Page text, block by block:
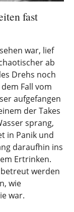
fast
war, lief
ab
Drehs noch
Fall vom
aufgefangen
der Takes
sprang,
in Panik und
daraufhin ins
Ertrinken.
werden
wie
war.